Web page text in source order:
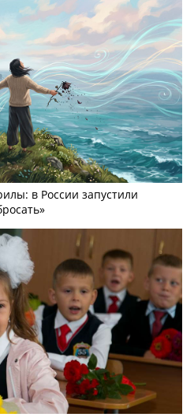
в России запустили